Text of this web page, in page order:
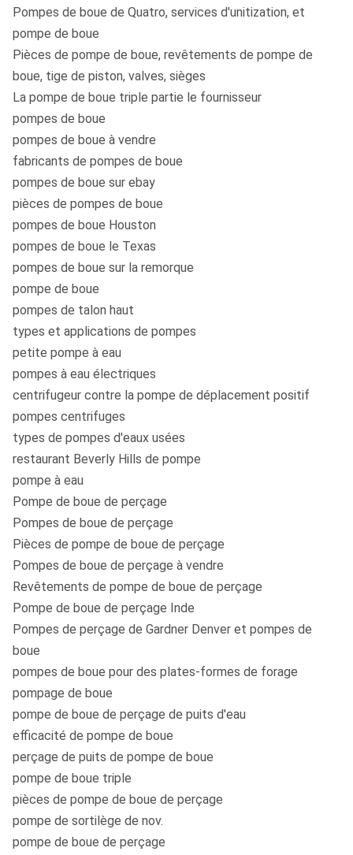
Pompes de boue de Quatro, services d'unitization, et
pompe de boue
Pièces de pompe de boue, revêtements de pompe de
boue, tige de piston, valves, sièges
La pompe de boue triple partie le fournisseur
pompes de boue
pompes de boue à vendre
fabricants de pompes de boue
pompes de boue sur ebay
pièces de pompes de boue
pompes de boue Houston
pompes de boue le Texas
pompes de boue sur la remorque
pompe de boue
pompes de talon haut
types et applications de pompes
petite pompe à eau
pompes à eau électriques
centrifugeur contre la pompe de déplacement positif
pompes centrifuges
types de pompes d'eaux usées
restaurant Beverly Hills de pompe
pompe à eau
Pompe de boue de perçage
Pompes de boue de perçage
Pièces de pompe de boue de perçage
Pompes de boue de perçage à vendre
Revêtements de pompe de boue de perçage
Pompe de boue de perçage Inde
Pompes de perçage de Gardner Denver et pompes de
boue
pompes de boue pour des plates-formes de forage
pompage de boue
pompe de boue de perçage de puits d'eau
efficacité de pompe de boue
perçage de puits de pompe de boue
pompe de boue triple
pièces de pompe de boue de perçage
pompe de sortilège de nov.
pompe de boue de perçage